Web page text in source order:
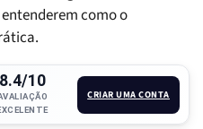
como o
8.4/10
CRIAR UMA CONTA